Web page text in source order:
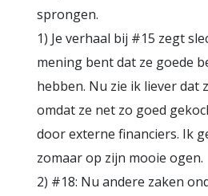
sprongen.
1) Je verhaal bij #15 zegt
mening bent dat ze goede
hebben. Nu zie ik liever dat
omdat ze net zo goed
door externe financiers. Ik
zomaar op zijn mooie ogen.
2) #18: Nu andere zaken